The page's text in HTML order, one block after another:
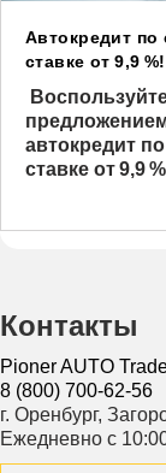
Автокредит по
ставке от 9,9 %!
автокредит
ставке от 9,9
Контакты
Pioner AUTO
8 (800) 700-62-56
г. Оренбург,
Ежедневно с